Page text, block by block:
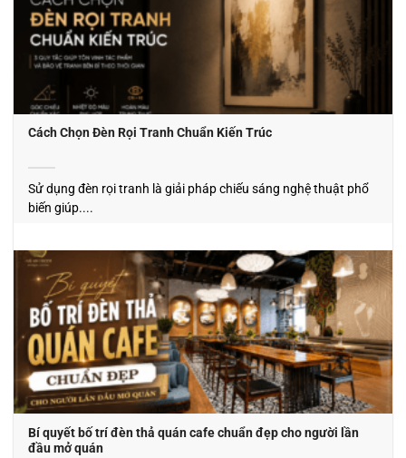
Cách Chọn Đèn Rọi Tranh Chuẩn Kiến Trúc
Sử dụng đèn rọi tranh là giải pháp chiếu sáng nghệ thuật phổ
biến giúp....
Bí quyết bố trí đèn thả quán cafe chuẩn đẹp cho người lần
đầu mở quán